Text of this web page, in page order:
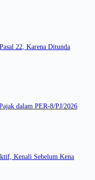
22, Karena Ditunda
dalam PER-8/PJ/2026
Kenali Sebelum Kena